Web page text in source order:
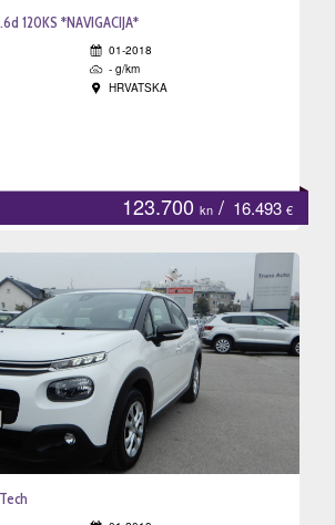
120KS *NAVIGACIJA*
01-2018
- g/km
HRVATSKA
123.700 kn / 16.493 €